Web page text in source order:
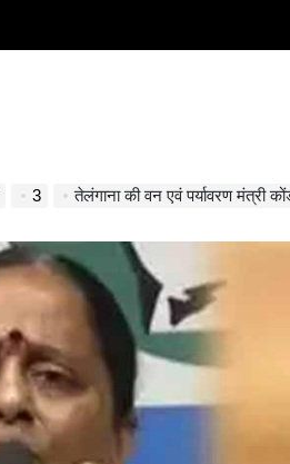
3 तेलंगाना की वन एवं पर्यावरण मंत्री कोंडा